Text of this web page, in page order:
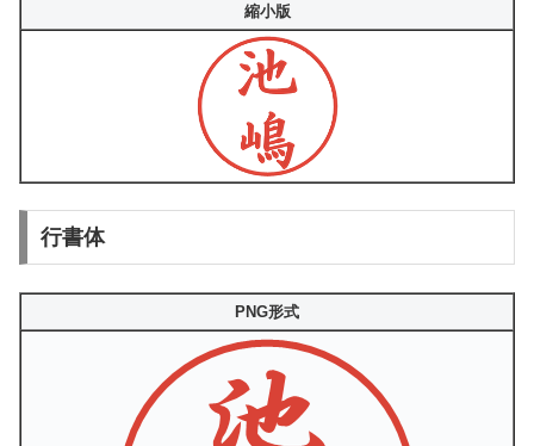
縮小版
行書体
PNG形式